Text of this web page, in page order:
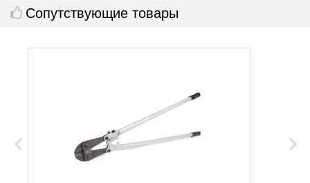
Сопутствующие товары